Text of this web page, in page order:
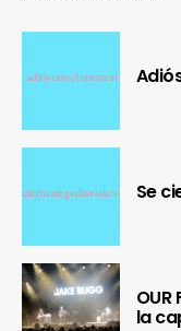
Se
la